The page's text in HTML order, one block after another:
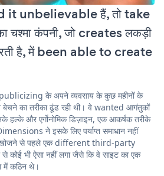
it unbelievable हैं, तो take
चश्मा कंपनी, जो creates लकड़ी
है, में been able to create
publicizing के अपने व्यवसाय के कुछ महीनों के
का तरीका ढूंढ रही थी। वे wanted आगंतुकों
हल्के और एर्गोनोमिक डिज़ाइन, एक आकर्षक तरीके
ने इसके लिए पर्याप्त समाधान नहीं
खोजने से पहले एक different third-party
कोई भी ऐसा नहीं लगा जैसे कि वे साइट का एक
में कठिन थे।